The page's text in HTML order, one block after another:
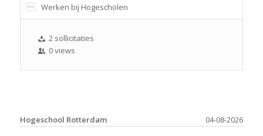
Werken bij Hogescholen
2 sollicitaties
0 views
04-08-2026
Hogeschool Rotterdam